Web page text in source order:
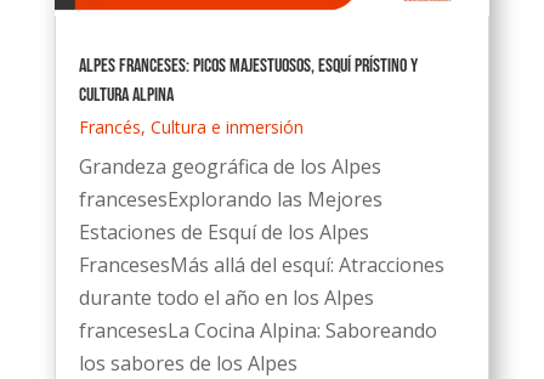
Alpes Franceses: Picos majestuosos, esquí prístino y
cultura alpina
Francés, Cultura e inmersión
Grandeza geográfica de los Alpes
francesesExplorando las Mejores
Estaciones de Esquí de los Alpes
FrancesesMás allá del esquí: Atracciones
durante todo el año en los Alpes
francesesLa Cocina Alpina: Saboreando
los sabores de los Alpes